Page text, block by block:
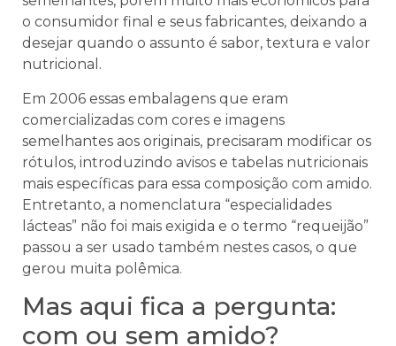
o consumidor final e seus fabricantes, deixando a
desejar quando o assunto é sabor, textura e valor
nutricional.
Em 2006 essas embalagens que eram
comercializadas com cores e imagens
semelhantes aos originais, precisaram modificar os
rótulos, introduzindo avisos e tabelas nutricionais
mais específicas para essa composição com amido.
Entretanto, a nomenclatura “especialidades
lácteas” não foi mais exigida e o termo “requeijão”
passou a ser usado também nestes casos, o que
gerou muita polêmica.
Mas aqui fica a pergunta:
com ou sem amido?